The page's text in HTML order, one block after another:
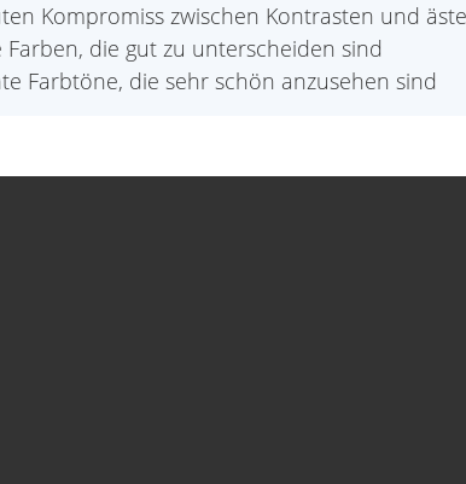
Kompromiss zwischen Kontrasten und
die gut zu unterscheiden sind
Farbtöne, die sehr schön anzusehen sind